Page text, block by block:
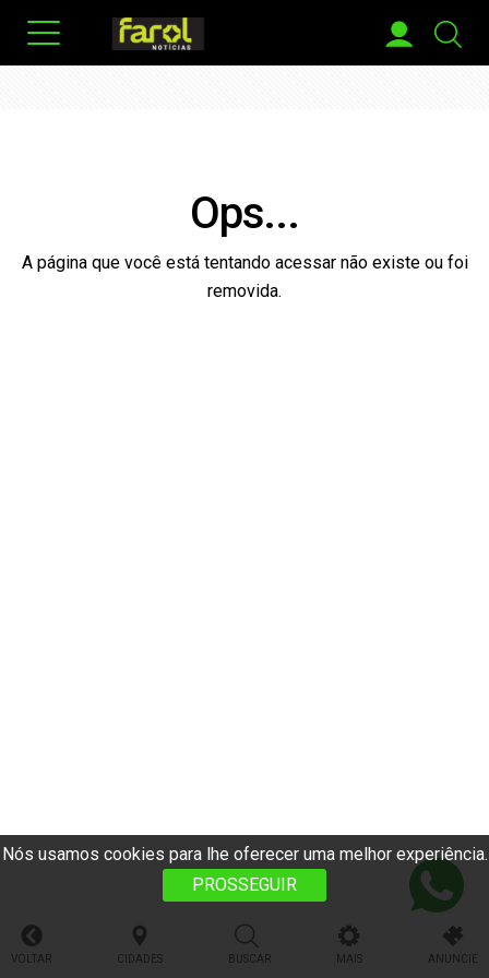
Nós usamos cookies para lhe oferecer uma melhor experiência.
PROSSEGUIR
Ops...
A página que você está tentando acessar não existe ou foi
removida.
VOLTAR CIDADES BUSCAR MAIS ANUNCIE